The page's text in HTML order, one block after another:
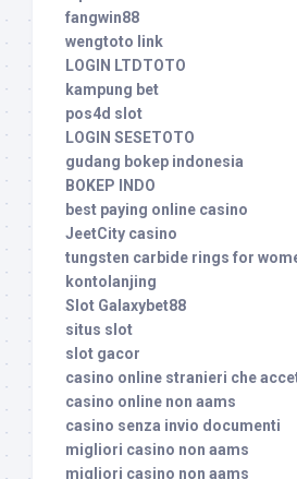
fangwin88
wengtoto link
LOGIN LTDTOTO
kampung bet
pos4d slot
LOGIN SESETOTO
gudang bokep indonesia
BOKEP INDO
best paying online casino
JeetCity casino
tungsten carbide rings for
kontolanjing
Slot Galaxybet88
situs slot
slot gacor
casino online stranieri che
casino online non aams
casino senza invio documenti
migliori casino non aams
migliori casino non aams